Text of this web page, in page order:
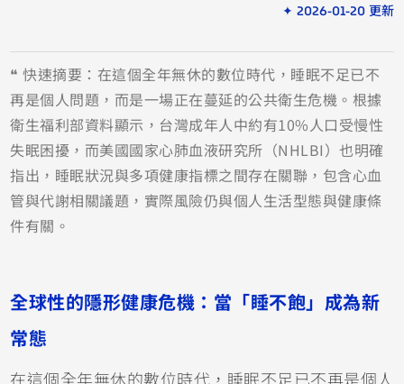
✦ 2026-01-20 更新
❝ 快速摘要：在這個全年無休的數位時代，睡眠不足已不
再是個人問題，而是一場正在蔓延的公共衛生危機。根據
衛生福利部資料顯示，台灣成年人中約有10%人口受慢性
失眠困擾，而美國國家心肺血液研究所（NHLBI）也明確
指出，睡眠狀況與多項健康指標之間存在關聯，包含心血
管與代謝相關議題，實際風險仍與個人生活型態與健康條
件有關。
全球性的隱形健康危機：當「睡不飽」成為新
常態
在這個全年無休的數位時代，睡眠不足已不再是個人